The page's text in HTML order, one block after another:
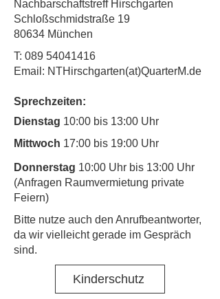
Nachbarschaftstreff Hirschgarten
Schloßschmidstraße 19
80634 München
T: 089 54041416
Email: NTHirschgarten(at)QuarterM.de
Sprechzeiten:
Dienstag 10:00 bis 13:00 Uhr
Mittwoch 17:00 bis 19:00 Uhr
Donnerstag 10:00 Uhr bis 13:00 Uhr
(Anfragen Raumvermietung private
Feiern)
​Bitte nutze auch den Anrufbeantworter,
da wir vielleicht gerade im Gespräch
sind.
Kinderschutz